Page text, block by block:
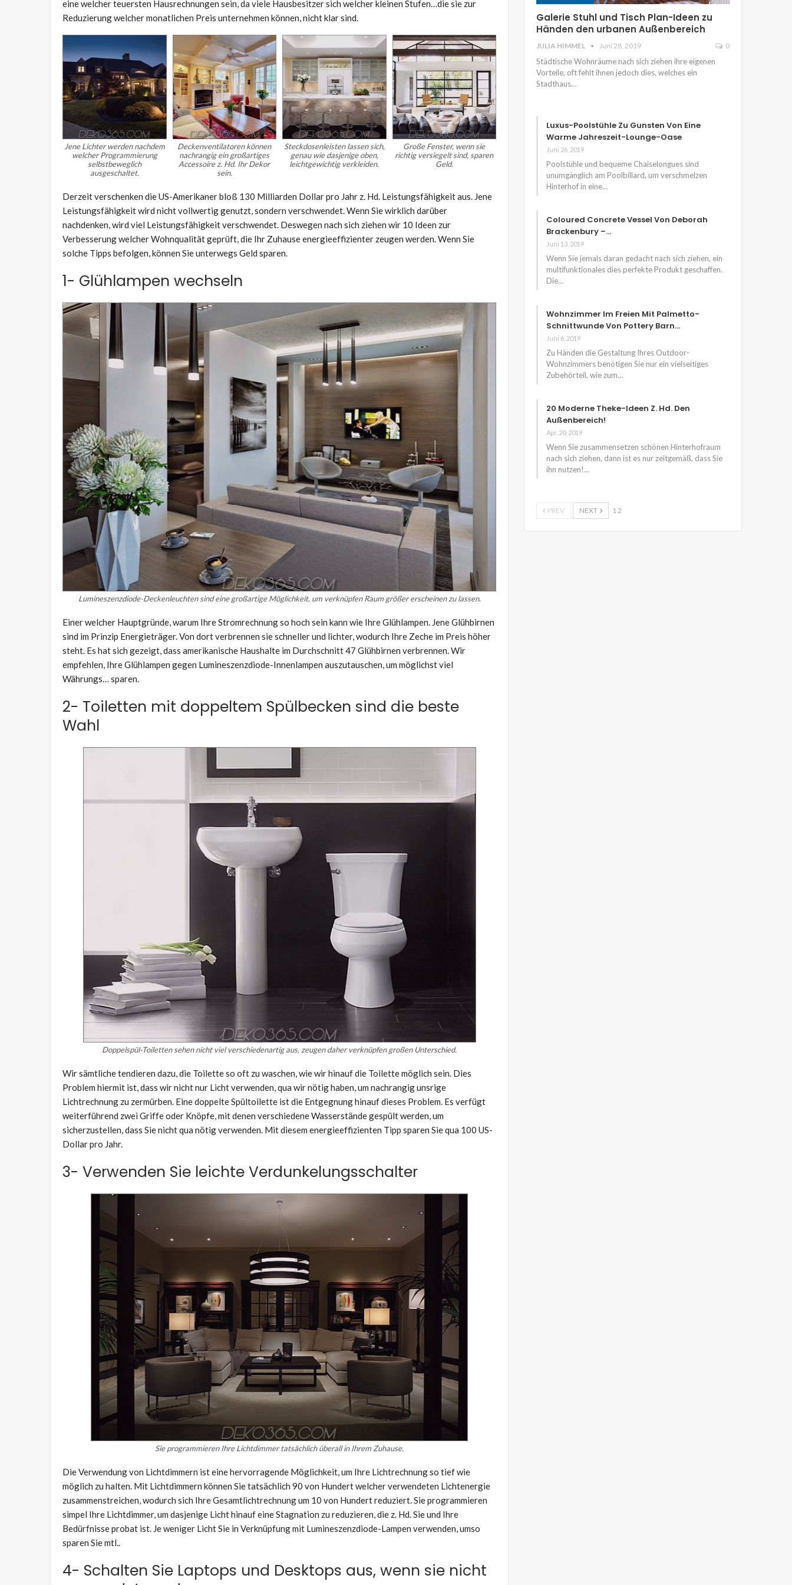
eine welcher teuersten Hausrechnungen sein, da viele Hausbesitzer sich welcher kleinen Stufen…die sie zur
Reduzierung welcher monatlichen Preis unternehmen können, nicht klar sind.
Jene Lichter werden nachdem
welcher Programmierung
selbstbeweglich
ausgeschaltet.
Deckenventilatoren können
nachrangig ein großartiges
Accessoire z. Hd. Ihr Dekor
sein.
Steckdosenleisten lassen sich,
genau wie dasjenige oben,
leichtgewichtig verkleiden.
Große Fenster, wenn sie
richtig versiegelt sind, sparen
Geld.
Derzeit verschenken die US-Amerikaner bloß 130 Milliarden Dollar pro Jahr z. Hd. Leistungsfähigkeit aus. Jene
Leistungsfähigkeit wird nicht vollwertig genutzt, sondern verschwendet. Wenn Sie wirklich darüber
nachdenken, wird viel Leistungsfähigkeit verschwendet. Deswegen nach sich ziehen wir 10 Ideen zur
Verbesserung welcher Wohnqualität geprüft, die Ihr Zuhause energieeffizienter zeugen werden. Wenn Sie
solche Tipps befolgen, können Sie unterwegs Geld sparen.
1- Glühlampen wechseln
Lumineszenzdiode-Deckenleuchten sind eine großartige Möglichkeit, um verknüpfen Raum größer erscheinen zu lassen.
Einer welcher Hauptgründe, warum Ihre Stromrechnung so hoch sein kann wie Ihre Glühlampen. Jene Glühbirnen
sind im Prinzip Energieträger. Von dort verbrennen sie schneller und lichter, wodurch Ihre Zeche im Preis höher
steht. Es hat sich gezeigt, dass amerikanische Haushalte im Durchschnitt 47 Glühbirnen verbrennen. Wir
empfehlen, Ihre Glühlampen gegen Lumineszenzdiode-Innenlampen auszutauschen, um möglichst viel
Währungs… sparen.
2- Toiletten mit doppeltem Spülbecken sind die beste
Wahl
Doppelspül-Toiletten sehen nicht viel verschiedenartig aus, zeugen daher verknüpfen großen Unterschied.
Wir sämtliche tendieren dazu, die Toilette so oft zu waschen, wie wir hinauf die Toilette möglich sein. Dies
Problem hiermit ist, dass wir nicht nur Licht verwenden, qua wir nötig haben, um nachrangig unsrige
Lichtrechnung zu zermürben. Eine doppelte Spültoilette ist die Entgegnung hinauf dieses Problem. Es verfügt
weiterführend zwei Griffe oder Knöpfe, mit denen verschiedene Wasserstände gespült werden, um
sicherzustellen, dass Sie nicht qua nötig verwenden. Mit diesem energieeffizienten Tipp sparen Sie qua 100 US-
Dollar pro Jahr.
3- Verwenden Sie leichte Verdunkelungsschalter
Sie programmieren Ihre Lichtdimmer tatsächlich überall in Ihrem Zuhause.
Die Verwendung von Lichtdimmern ist eine hervorragende Möglichkeit, um Ihre Lichtrechnung so tief wie
möglich zu halten. Mit Lichtdimmern können Sie tatsächlich 90 von Hundert welcher verwendeten Lichtenergie
zusammenstreichen, wodurch sich Ihre Gesamtlichtrechnung um 10 von Hundert reduziert. Sie programmieren
simpel Ihre Lichtdimmer, um dasjenige Licht hinauf eine Stagnation zu reduzieren, die z. Hd. Sie und Ihre
Bedürfnisse probat ist. Je weniger Licht Sie in Verknüpfung mit Lumineszenzdiode-Lampen verwenden, umso
sparen Sie mtl..
4- Schalten Sie Laptops und Desktops aus, wenn sie nicht
Galerie Stuhl und Tisch Plan-Ideen zu
Händen den urbanen Außenbereich
JULIA HIMMEL Juni 28, 2019 0
Städtische Wohnräume nach sich ziehen ihre eigenen
Vorteile, oft fehlt ihnen jedoch dies, welches ein
Stadthaus…
Luxus-Poolstühle Zu Gunsten Von Eine
Warme Jahreszeit-Lounge-Oase
Juni 26, 2019
Poolstühle und bequeme Chaiselongues sind
unumgänglich am Poolbillard, um verschmelzen
Hinterhof in eine…
Coloured Concrete Vessel Von Deborah
Brackenbury –…
Juni 13, 2019
Wenn Sie jemals daran gedacht nach sich ziehen, ein
multifunktionales dies perfekte Produkt geschaffen.
Die…
Wohnzimmer Im Freien Mit Palmetto-
Schnittwunde Von Pottery Barn…
Juni 6, 2019
Zu Händen die Gestaltung Ihres Outdoor-
Wohnzimmers benötigen Sie nur ein vielseitiges
Zubehörteil, wie zum…
20 Moderne Theke-Ideen Z. Hd. Den
Außenbereich!
Apr. 20, 2019
Wenn Sie zusammensetzen schönen Hinterhofraum
nach sich ziehen, dann ist es nur zeitgemäß, dass Sie
ihn nutzen!…
PREV NEXT 1 2